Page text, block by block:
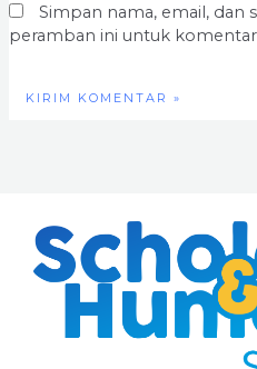
Simpan nama, email, dan
peramban ini untuk komentar